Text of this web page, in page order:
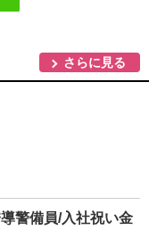
さらに見る
警備員/入社祝い金